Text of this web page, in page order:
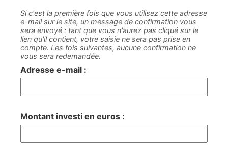
Si c'est la première fois que vous utilisez cette adresse
e-mail sur le site, un message de confirmation vous
sera envoyé : tant que vous n'aurez pas cliqué sur le
lien qu'il contient, votre saisie ne sera pas prise en
compte. Les fois suivantes, aucune confirmation ne
vous sera redemandée.
Adresse e-mail :
Montant investi en euros :